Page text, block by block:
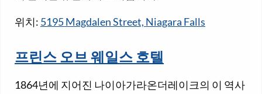
위치: 5195 Magdalen Street, Niagara Falls
프린스 오브 웨일스 호텔
1864년에 지어진 나이아가라온더레이크의 이 역사